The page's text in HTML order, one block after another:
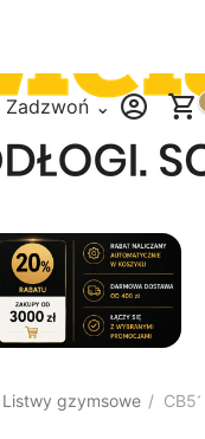
Zadzwoń ⌄
Listwy gzymsowe /